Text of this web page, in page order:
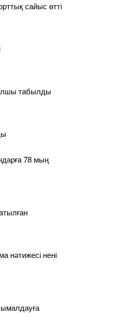
сайыс өтті
табылды
78 мың
нәтижесі нені